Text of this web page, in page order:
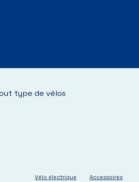
type de vélos
Vélo électrique Accessoires